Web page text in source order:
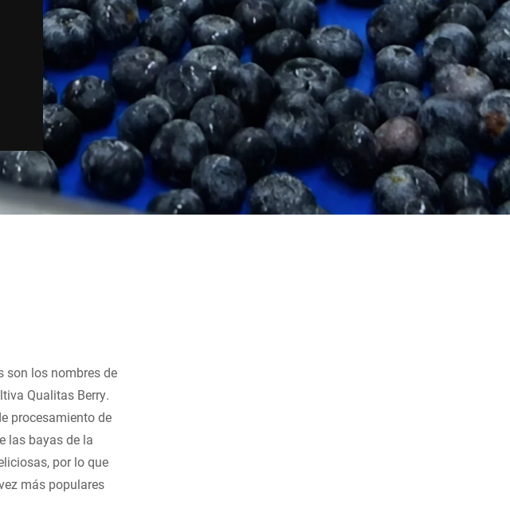
son los nombres de
Qualitas Berry.
procesamiento de
las bayas de la
por lo que
más populares